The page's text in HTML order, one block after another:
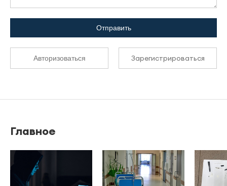
Отправить
Авторизоваться Зарегистрироваться
Главное